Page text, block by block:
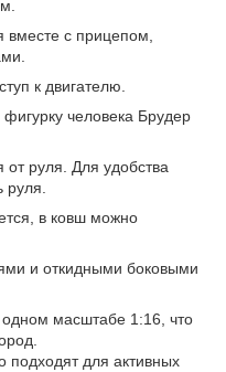
вместе с прицепом,
к двигателю.
человека Брудер
от руля. Для удобства
руля.
в ковш можно
и откидными боковыми
масштабе 1:16, что
для активных